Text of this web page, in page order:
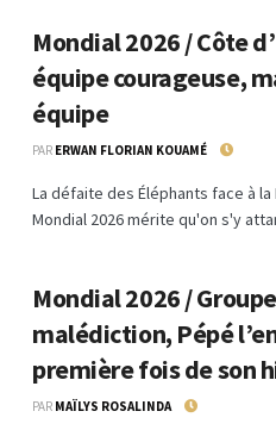
Mondial 2026 / Côte
équipe courageuse,
équipe
PAR ERWAN FLORIAN KOUAMÉ
La défaite des Éléphants face à
Mondial 2026 mérite qu'on s'y
Mondial 2026 /
malédiction, Pépé
première fois de son
PAR MAÏLYS ROSALINDA